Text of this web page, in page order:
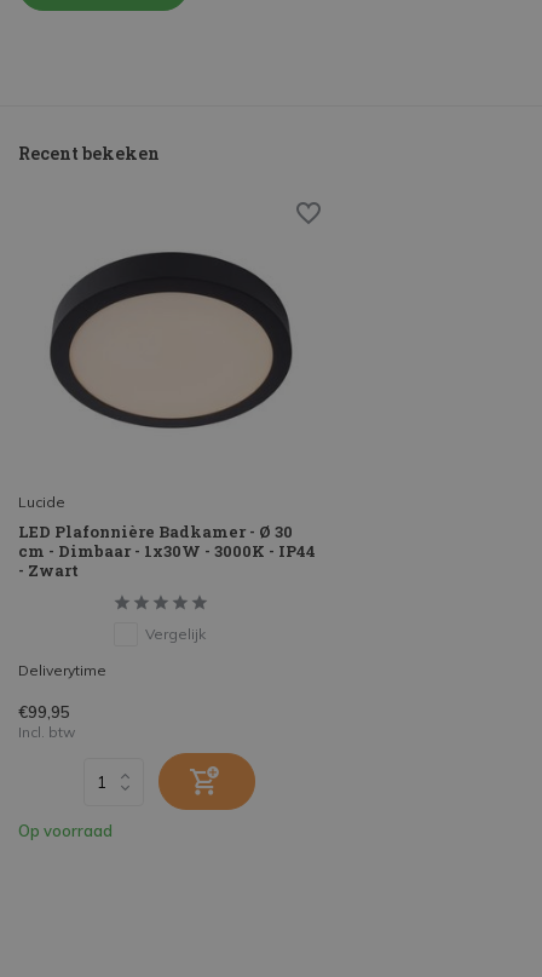
Recent bekeken
Lucide
LED Plafonnière Badkamer - Ø 30
cm - Dimbaar - 1x30W - 3000K - IP44
- Zwart
Vergelijk
Deliverytime
€99,95
Incl. btw
Op voorraad